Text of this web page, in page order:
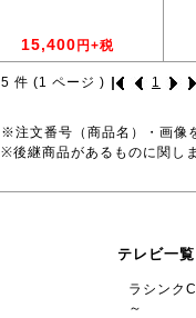
15,400 円+税
5 件 (1 ページ ) 1
※注文番号（商品名）・画像
※後継商品があるものに関し
テレビ一覧
ラシンク
～